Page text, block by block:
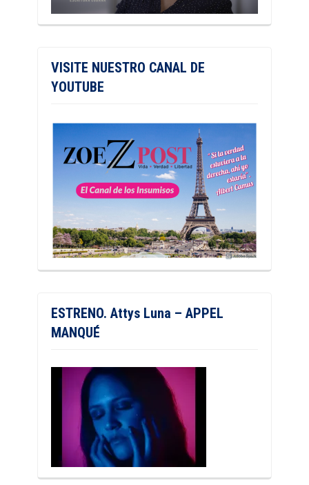
VISITE NUESTRO CANAL DE
YOUTUBE
ESTRENO. Attys Luna – APPEL
MANQUÉ